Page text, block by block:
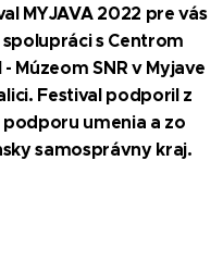
MYJAVA 2022 pre vás
s Centrom
Múzeom SNR v Myjave
Festival podporil z
umenia a zo
samosprávny kraj.